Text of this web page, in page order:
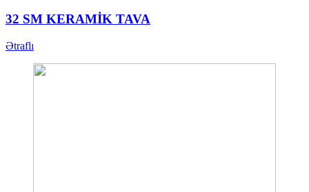
32 SM KERAMİK TAVA
Ətraflı